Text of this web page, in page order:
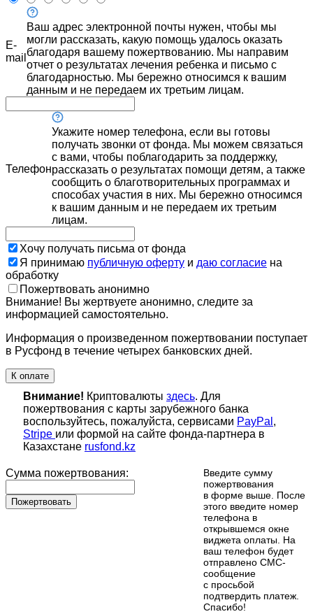
E-
mail
Ваш адрес электронной почты нужен, чтобы мы
могли рассказать, какую помощь удалось оказать
благодаря вашему пожертвованию. Мы направим
отчет о результатах лечения ребенка и письмо с
благодарностью. Мы бережно относимся к вашим
данным и не передаем их третьим лицам.
Телефон
Укажите номер телефона, если вы готовы
получать звонки от фонда. Мы можем связаться
с вами, чтобы поблагодарить за поддержку,
рассказать о результатах помощи детям, а также
сообщить о благотворительных программах и
способах участия в них. Мы бережно относимся
к вашим данным и не передаем их третьим
лицам.
Хочу получать письма от фонда
Я принимаю публичную оферту и даю согласие на
обработку
Пожертвовать анонимно
Внимание! Вы жертвуете анонимно, следите за
информацией самостоятельно.
Информация о произведенном пожертвовании поступает
в Русфонд в течение четырех банковских дней.
К оплате
Внимание! Криптовалюты здесь. Для
пожертвования с карты зарубежного банка
воспользуйтесь, пожалуйста, сервисами PayPal ,
Stripe или формой на сайте фонда-партнера в
Казахстане rusfond.kz
Сумма пожертвования:
Пожертвовать
Введите сумму
пожертвования
в форме выше. После
этого введите номер
телефона в
открывшемся окне
виджета оплаты. На
ваш телефон будет
отправлено СМС-
сообщение
с просьбой
подтвердить платеж.
Cпасибо!